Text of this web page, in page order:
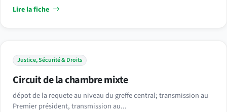
Lire la fiche
Justice, Sécurité & Droits
Circuit de la chambre mixte
dépot de la requete au niveau du greffe central; transmission au
Premier président, transmission au...